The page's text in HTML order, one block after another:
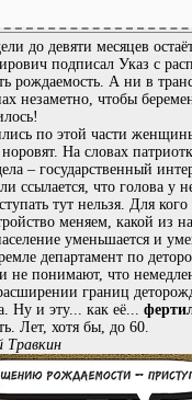
до девяти месяцев
подписал Указ с
рождаемость. А ни в
незаметно, чтобы
по этой части
На словах
– государственный
ссылается, что голова у
тут нельзя. Для
меняем, какой из
уменьшается и
департамент по
не понимают, что
границ
Ну и эту... как её...
Лет, хотя бы, до 60.
Травкин